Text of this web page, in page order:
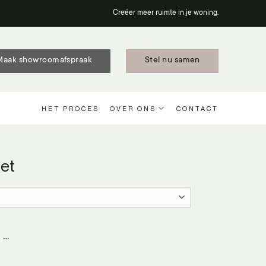
Creëer meer ruimte in je woning.
showroomafspraak Stel nu samen
HET PROCES OVER ONS CONTACT